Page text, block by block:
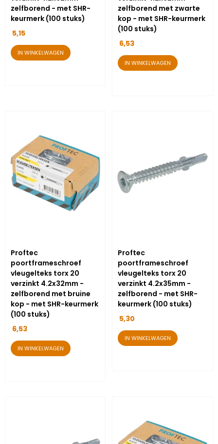
zelfborend - met SHR-
keurmerk (100 stuks)
5,15
IN WINKELWAGEN
zelfborend met zwarte
kop - met SHR-keurmerk
(100 stuks)
6,53
IN WINKELWAGEN
Proftec
poortframeschroef
vleugelteks torx 20
verzinkt 4.2x32mm -
zelfborend met bruine
kop - met SHR-keurmerk
(100 stuks)
6,53
IN WINKELWAGEN
Proftec
poortframeschroef
vleugelteks torx 20
verzinkt 4.2x35mm -
zelfborend - met SHR-
keurmerk (100 stuks)
5,30
IN WINKELWAGEN